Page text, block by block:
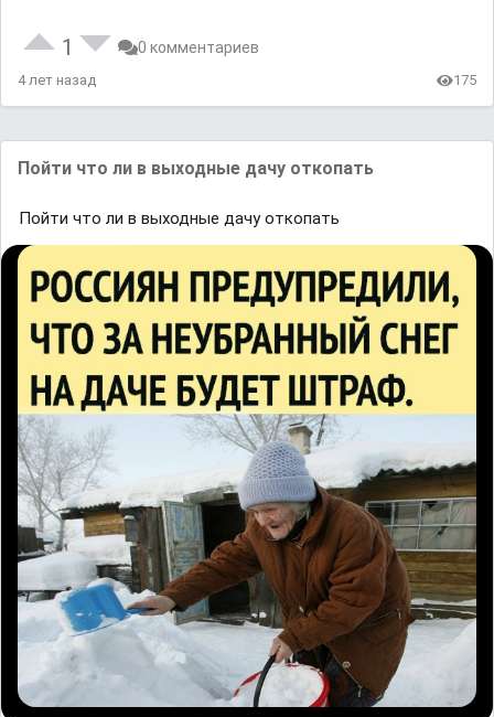
1 0 комментариев
4 лет назад 175
Пойти что ли в выходные дачу откопать
Пойти что ли в выходные дачу откопать